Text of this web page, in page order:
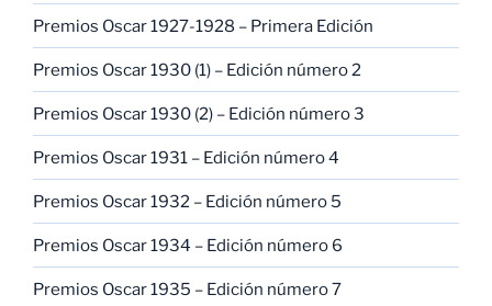
Premios Oscar 1927-1928 – Primera Edición
Premios Oscar 1930 (1) – Edición número 2
Premios Oscar 1930 (2) – Edición número 3
Premios Oscar 1931 – Edición número 4
Premios Oscar 1932 – Edición número 5
Premios Oscar 1934 – Edición número 6
Premios Oscar 1935 – Edición número 7